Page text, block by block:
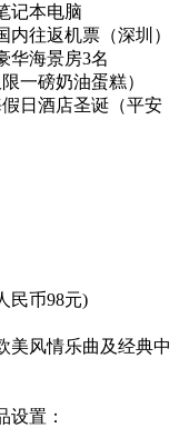
记本电脑
内往返机票（深圳）
华海景房3名
一磅奶油蛋糕）
日酒店圣诞（平安
民币98元)
美风情乐曲及经典中
设置：